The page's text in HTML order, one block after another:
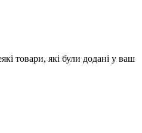
товари, які були додані у ваш